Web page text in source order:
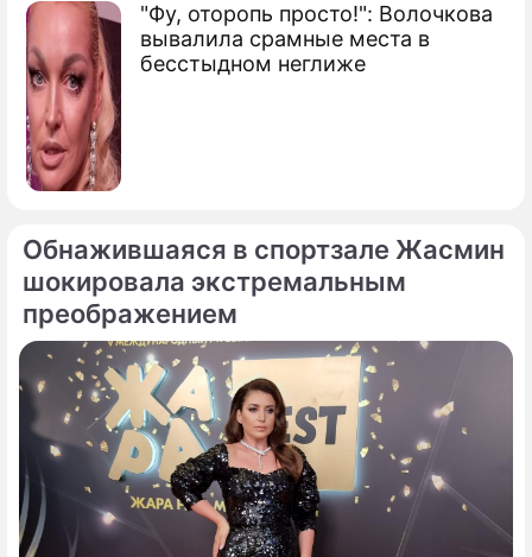
"Фу, оторопь просто!": Волочкова
вывалила срамные места в
бесстыдном неглиже
Обнажившаяся в спортзале Жасмин
шокировала экстремальным
преображением